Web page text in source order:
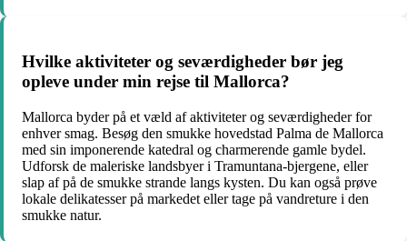
Hvilke aktiviteter og seværdigheder bør jeg
opleve under min rejse til Mallorca?
Mallorca byder på et væld af aktiviteter og seværdigheder for
enhver smag. Besøg den smukke hovedstad Palma de Mallorca
med sin imponerende katedral og charmerende gamle bydel.
Udforsk de maleriske landsbyer i Tramuntana-bjergene, eller
slap af på de smukke strande langs kysten. Du kan også prøve
lokale delikatesser på markedet eller tage på vandreture i den
smukke natur.